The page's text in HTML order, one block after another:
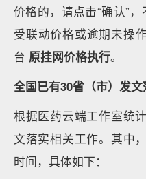
价格的，请点击“确认”
受联动价格或逾期未操
台 原挂网价格执行。
全国已有30省（市）发
根据医药云端工作室统
文落实相关工作。其中
时间，具体如下：